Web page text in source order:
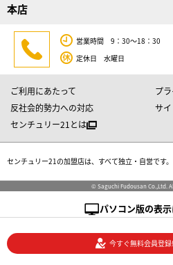
本店
営業時間 9：30～18：30
定休日 水曜日
ご利用にあたって
プ
反社会的勢力への対応
サ
センチュリー21とは
センチュリー21の加盟店は、すべて独立・自営です。
© Saguchi Fudousan Co.,Ltd.
パソコン版の表
今すぐ無料会員登録!